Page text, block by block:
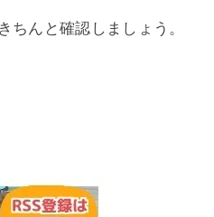
んと確認しましょう。